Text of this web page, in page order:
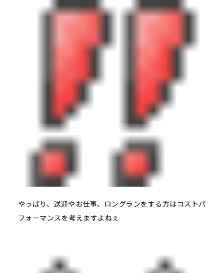
やっぱり、送迎やお仕事、ロングランをする方はコストパ
フォーマンスを考えますよねぇ